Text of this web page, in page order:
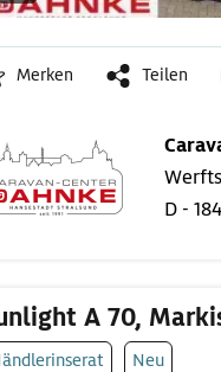
Merken Teilen
D -
A 70,
Neu